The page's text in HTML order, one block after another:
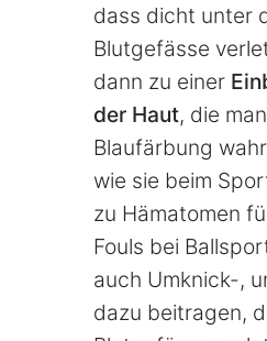
dass dicht unter
Blutgefässe
dann zu einer
der Haut, die
Blaufärbung
wie sie beim
zu Hämatomen
Fouls bei
auch Umknick-,
dazu beitragen,